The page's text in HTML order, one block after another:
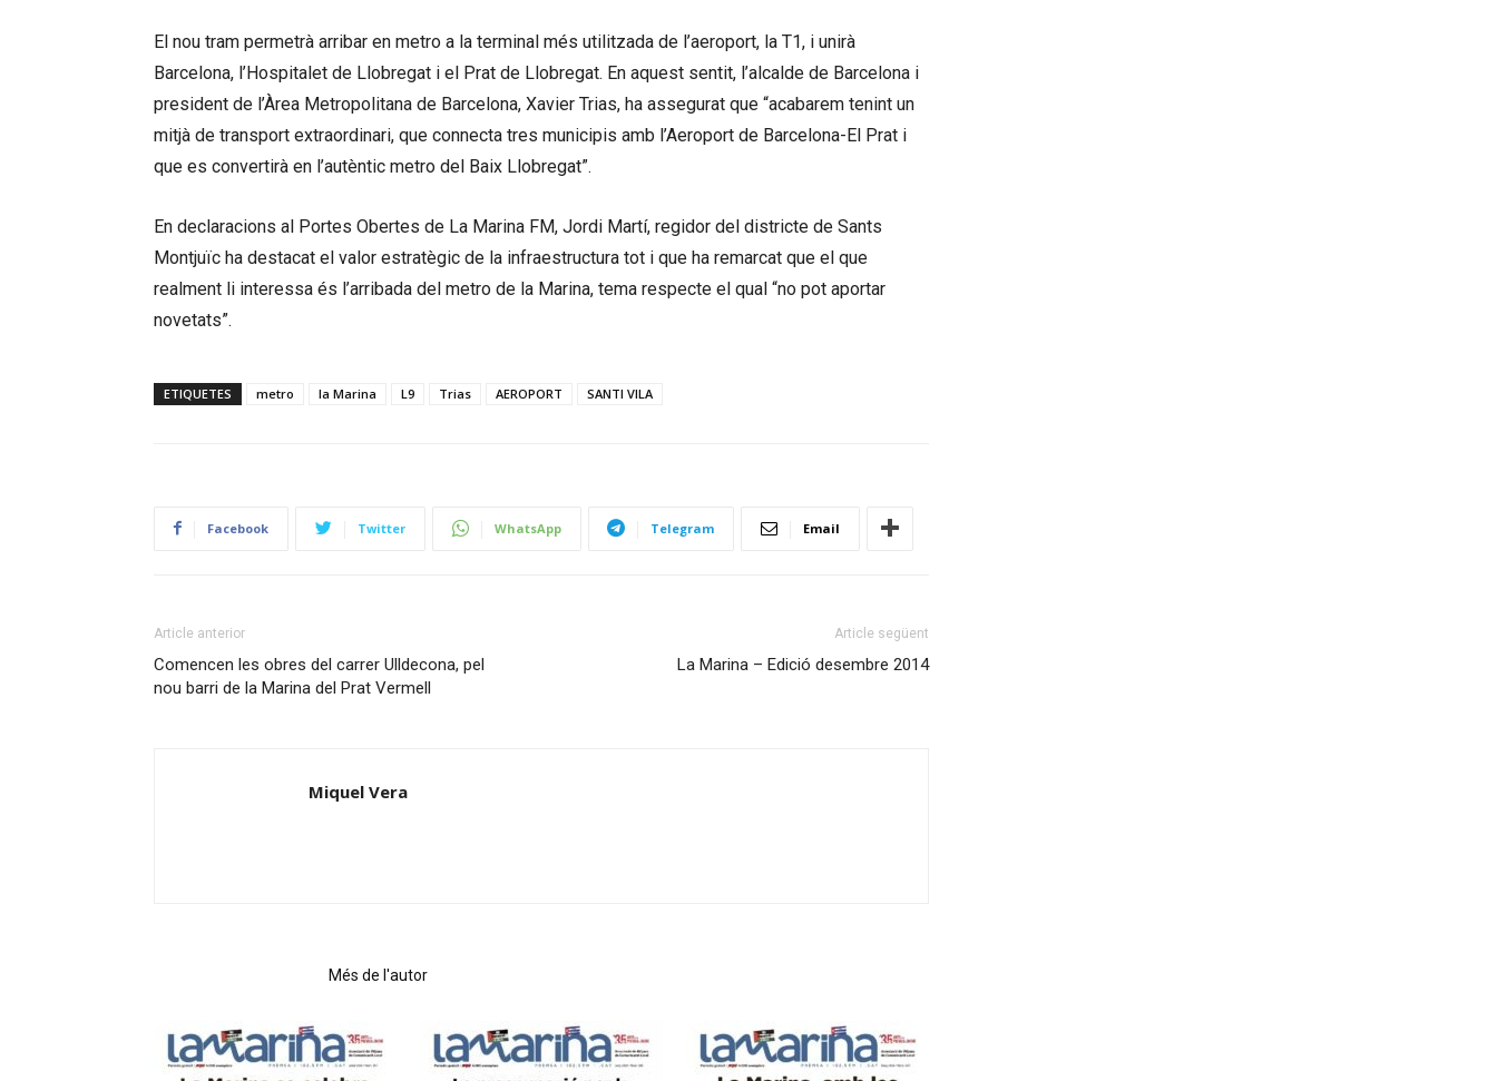
El nou tram permetrà arribar en metro a la terminal més utilitzada de l’aeroport, la T1, i unirà
Barcelona, l’Hospitalet de Llobregat i el Prat de Llobregat. En aquest sentit, l’alcalde de Barcelona i
president de l’Àrea Metropolitana de Barcelona, Xavier Trias, ha assegurat que “acabarem tenint un
mitjà de transport extraordinari, que connecta tres municipis amb l’Aeroport de Barcelona-El Prat i
que es convertirà en l’autèntic metro del Baix Llobregat”.
En declaracions al Portes Obertes de La Marina FM, Jordi Martí, regidor del districte de Sants
Montjuïc ha destacat el valor estratègic de la infraestructura tot i que ha remarcat que el que
realment li interessa és l’arribada del metro de la Marina, tema respecte el qual “no pot aportar
novetats”.
ETIQUETES metro la Marina L9 Trias AEROPORT SANTI VILA
Facebook Twitter WhatsApp Telegram Email
Article anterior
Comencen les obres del carrer Ulldecona, pel
nou barri de la Marina del Prat Vermell
Article següent
La Marina – Edició desembre 2014
Miquel Vera
Més de l'autor